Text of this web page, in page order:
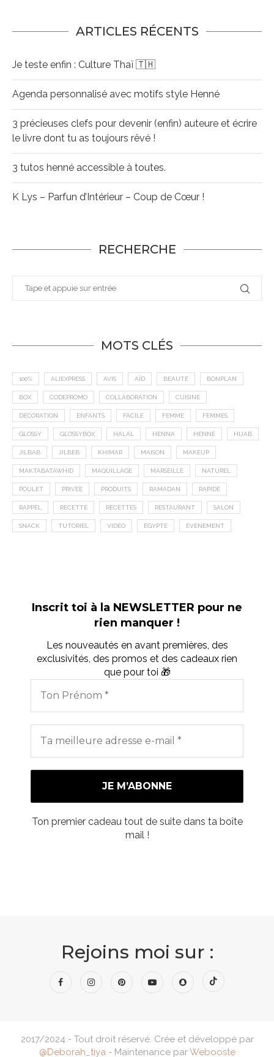
ARTICLES RÉCENTS
Je teste enfin : Culture Thaï 🇹🇭
Agenda personnalisé avec motifs style Henné
3 précieuses clefs pour devenir (enfin) auteure et écrire
le livre dont tu as toujours rêvé !
3 tutos henné accessible à toutes.
K Lys – Parfun d’Intérieur – Coup de Cœur !
RECHERCHE
MOTS CLÉS
100% ALIEXPRESS AVIS AÏD BEAUTÉ BONPLAN
BOX CODEPROMO COLLABORATION CUISINE
DÉCORATION ENFANTS FACILE FEMME FEMMES
GLOSSY GLOSSYBOX HALAL HENNA HENNÉ HIJAB
JILBAB JILBEB KHIMAR MAISON MAKEUP
MAKTABATAWHID MAQUILLAGE MARSEILLE NATUREL
POULET PRIVÉE PRODUITS RAMADAN RAPIDE
RAPPEL RECETTE RECETTES RESTAURANT SALON
SNACK TUTORIEL VIDÉO ÉGYPTE ÉVÉNEMENT
Inscrit toi à la NEWSLETTER pour ne
rien manquer !
Les nouveautés en avant premières, des
exclusivités, des promos et des cadeaux rien
que pour toi 🎁
Ton premier cadeau tout de suite dans ta boîte
mail !
Rejoins moi sur :
2017/2024 - Tout droit réservé. Crée et développé par
@Deborah_tiya - Maintenance parWebooste